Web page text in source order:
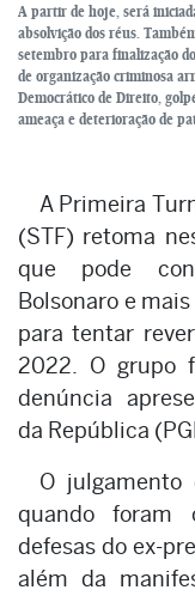
A partir de hoje, será
absolvição dos réus.
setembro para finalização
de organização criminosa
Democrático de Direito,
ameaça e deterioração de
A Primeira
(STF) retoma
que pode
Bolsonaro e
para tentar
2022. O grupo
denúncia
da República
O julgamento
quando foram
defesas do ex-
além da